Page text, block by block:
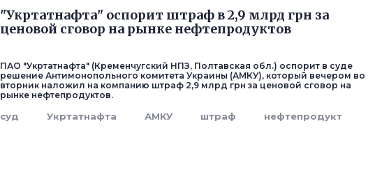
"Укртатнафта" оспорит штраф в 2,9 млрд грн за
ценовой сговор на рынке нефтепродуктов
ПАО "Укртатнафта" (Кременчугский НПЗ, Полтавская обл.) оспорит в суде
решение Антимонопольного комитета Украины (АМКУ), который вечером во
вторник наложил на компанию штраф 2,9 млрд грн за ценовой сговор на
рынке нефтепродуктов.
суд Укртатнафта АМКУ штраф нефтепродукт